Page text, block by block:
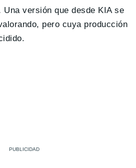
versión que desde KIA se
pero cuya producción